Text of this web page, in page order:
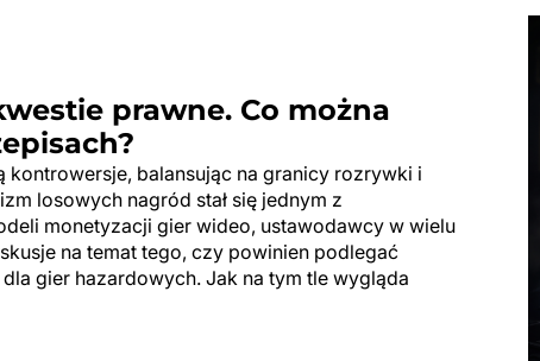
prawne. Co można
kontrowersje, balansując na granicy rozrywki i
losowych nagród stał się jednym z
monetyzacji gier wideo, ustawodawcy w wielu
na temat tego, czy powinien podlegać
gier hazardowych. Jak na tym tle wygląda